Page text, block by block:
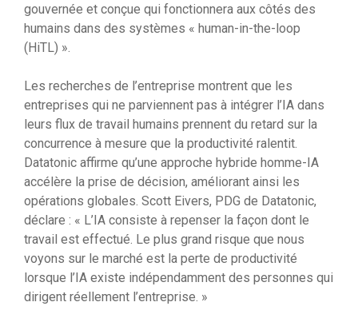
gouvernée et conçue qui fonctionnera aux côtés des
humains dans des systèmes « human-in-the-loop
(HiTL) ».
Les recherches de l’entreprise montrent que les
entreprises qui ne parviennent pas à intégrer l’IA dans
leurs flux de travail humains prennent du retard sur la
concurrence à mesure que la productivité ralentit.
Datatonic affirme qu’une approche hybride homme-IA
accélère la prise de décision, améliorant ainsi les
opérations globales. Scott Eivers, PDG de Datatonic,
déclare : « L’IA consiste à repenser la façon dont le
travail est effectué. Le plus grand risque que nous
voyons sur le marché est la perte de productivité
lorsque l’IA existe indépendamment des personnes qui
dirigent réellement l’entreprise. »